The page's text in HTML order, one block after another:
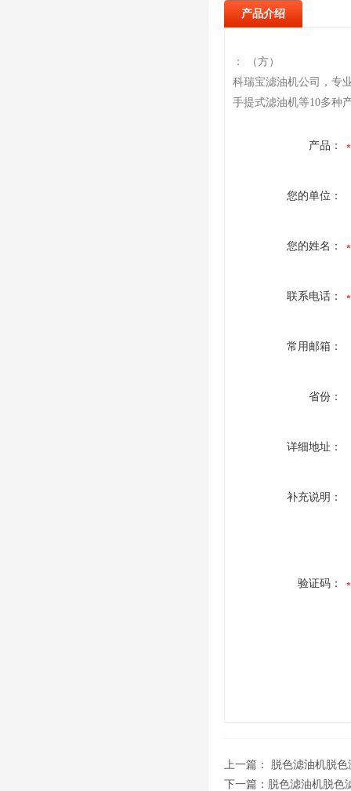
产品介绍
： （方）
科瑞宝滤油机公司，专
手提式滤油机等10多种
产品：
您的单位：
您的姓名：
联系电话：
常用邮箱：
省份：
详细地址：
补充说明：
验证码：
上一篇： 脱色滤油机脱
下一篇： 脱色滤油机脱色